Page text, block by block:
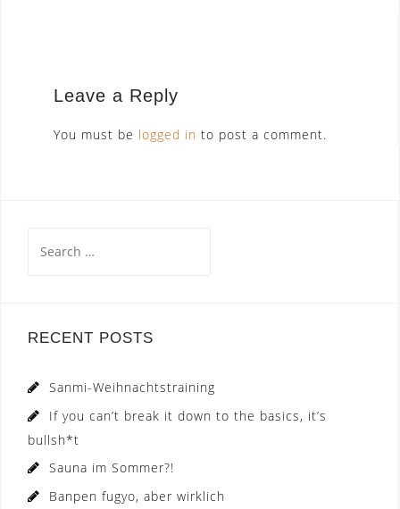
Leave a Reply
You must be logged in to post a comment.
for:
RECENT POSTS
Sanmi-Weihnachtstraining
If you can’t break it down to the basics, it’s
bullsh*t
Sauna im Sommer?!
Banpen fugyo, aber wirklich